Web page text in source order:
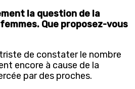
la question de la
Que proposez-vous
de constater le nombre
encore à cause de la
par des proches.